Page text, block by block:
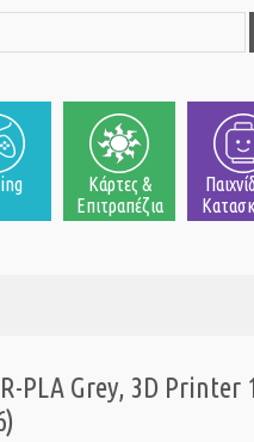
Κάρτες &
Επιτραπέζια
PLA Grey, 3D